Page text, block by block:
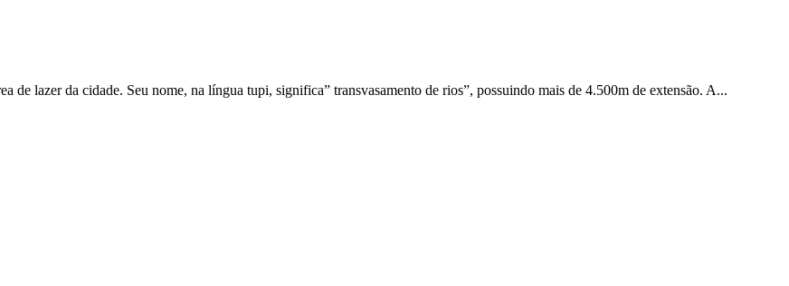
lazer da cidade. Seu nome, na língua tupi, significa” transvasamento de rios”, possuindo mais de 4.500m de extensão. A...